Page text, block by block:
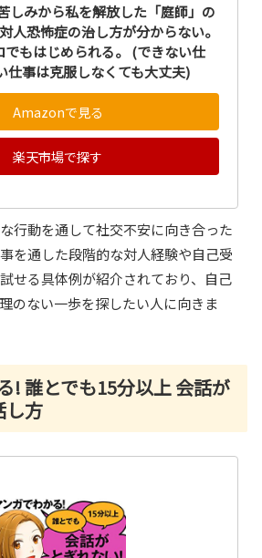
しみから私を解放した「庭師」の
人恐怖症の治し方が分からない。
でもはじめられる。 (できない仕
仕事は克服しなくても大丈夫)
Amazonで見る
楽天市場で探す
行動を通して社交不安に向き合った
を通した段階的な対人経験や自己受
せる具体例が紹介されており、自己
のない一歩を探したい人に向きま
! 誰とでも15分以上 会話が
し方